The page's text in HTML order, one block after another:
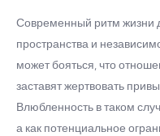
Современный ритм жизни
пространства и
может бояться, что
заставят жертвовать
Влюбленность в таком
а как потенциальное